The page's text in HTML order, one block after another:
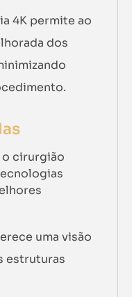
4K permite ao
dos
o cirurgião
uma visão
estruturas